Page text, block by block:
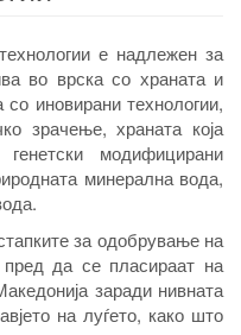
е надлежен за
во врска со храната и
со иновирани технологии,
зрачење, храната која
модифицирани
минерална вода,
за одобрување на
пред да се пласираат на
заради нивната
на луѓето, како што